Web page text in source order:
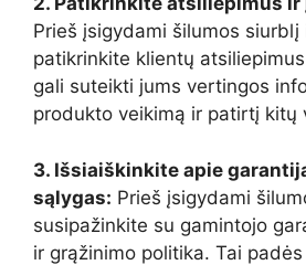
Prieš įsigydami šilumos siurblį
patikrinkite klientų
gali suteikti jums vertingos
produkto veikimą ir patirtį kitų
3. Išsiaiškinkite apie
sąlygas: Prieš įsigydami
susipažinkite su gamintojo
ir grąžinimo politika. Tai